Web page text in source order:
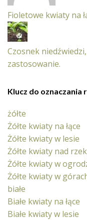
Fioletowe kwiaty na
Czosnek
zastosowanie.
Klucz do oznaczania
żółte
Żółte kwiaty na łące
Żółte kwiaty w lesie
Żółte kwiaty nad
Żółte kwiaty w
Żółte kwiaty w
białe
Białe kwiaty na łące
Białe kwiaty w lesie